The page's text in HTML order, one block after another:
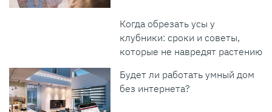
Когда обрезать усы у
клубники: сроки и советы,
которые не навредят растению
Будет ли работать умный дом
без интернета?